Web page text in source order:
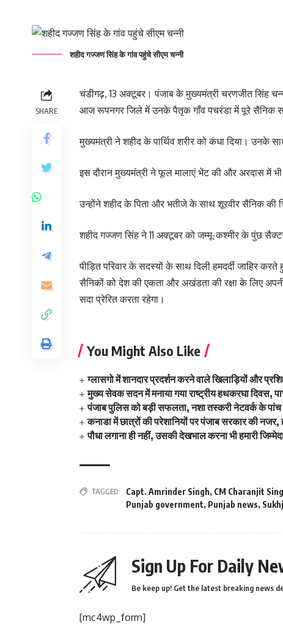
शहीद गज्जण सिंह के गांव पहुंचे सीएम चन्नी
SHARE
चंडीगढ़, 13 अक्टूबर। पंजाब के मुख्यमंत्री चरणजीत सिंह
आज रूपनगर जिले में उनके पैतृक गाँव पचरंडा में पूरे सैनिक
मुख्यमंत्री ने शहीद के पार्थिव शरीर को कंधा दिया। उनके
इस दौरान मुख्यमंत्री ने फूल मालाएं भेंट की और अरदास में भी
उन्होंने शहीद के पिता और भतीजे के साथ शूरवीर सैनिक की
शहीद गज्जण सिंह ने 11 अक्टूबर को जम्मू-कश्मीर के पुंछ
पीड़ित परिवार के सदस्यों के साथ दिली हमदर्दी जाहिर
सैनिकों को देश की एकता और अखंडता की रक्षा के लिए
सदा प्रेरित करता रहेगा।
You Might Also Like
ग्लासगो में शानदार प्रदर्शन करने वाले खिलाड़ियों और
मुख्य सेवक सदन में मनाया गया राष्ट्रीय हथकरघा दिवस,
पंजाब पुलिस को बड़ी सफलता, नशा तस्करी नेटवर्क के
कनाडा में छात्रों की परेशानियों पर पंजाब सरकार की
पौधा लगाना ही नहीं, उसकी देखभाल करना भी हमारी
TAGGED: Capt. Amrinder Singh, CM Charanjit
Punjab government, Punjab news,
Sign Up For Daily
Be keep up! Get the latest breaking news
[mc4wp_form]